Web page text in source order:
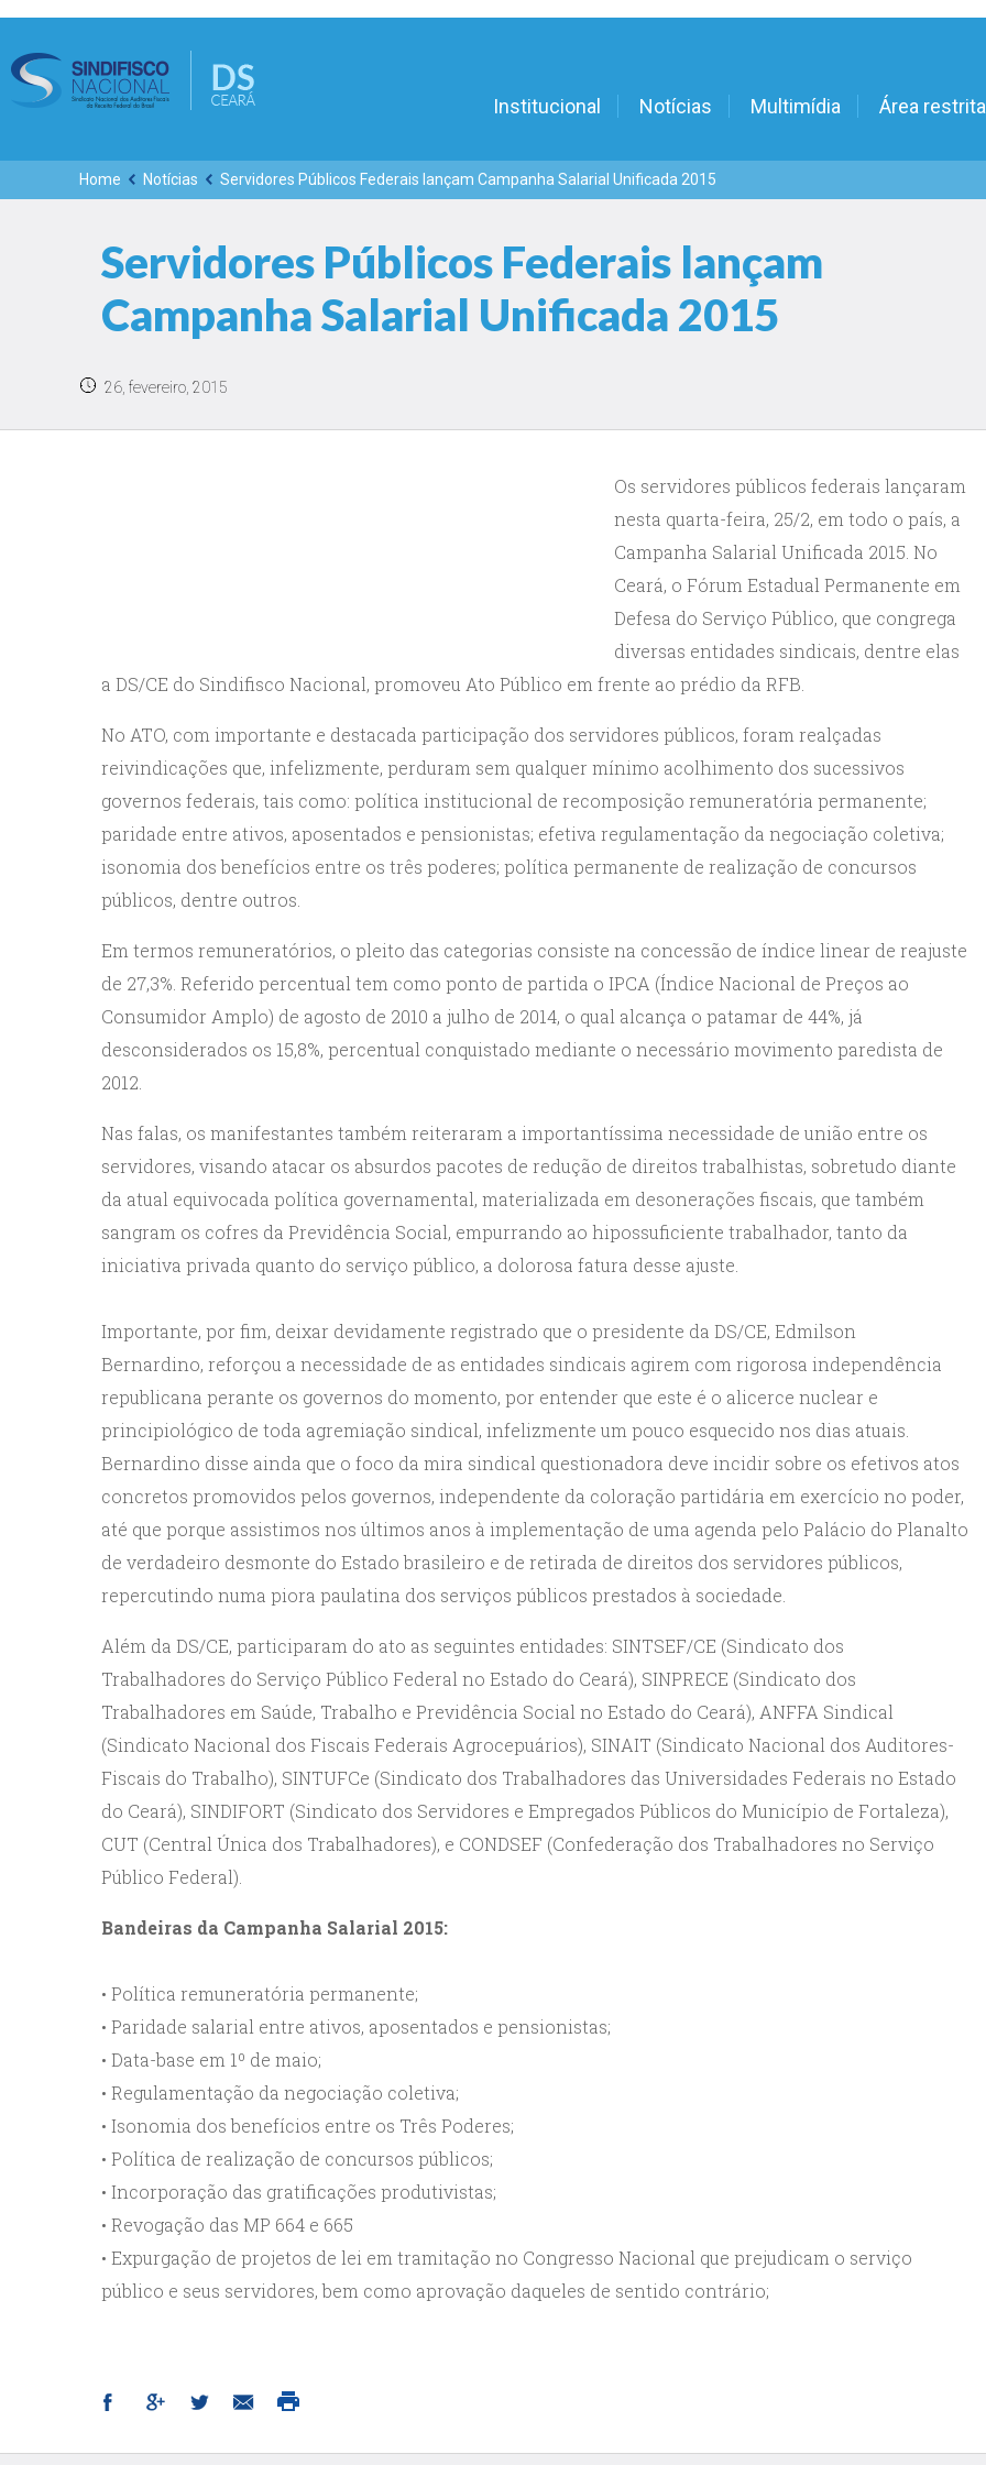
Institucional Notícias Multimídia Área restrita
Home Notícias Servidores Públicos Federais lançam Campanha Salarial Unificada 2015
Servidores Públicos Federais lançam
Campanha Salarial Unificada 2015
26, fevereiro, 2015
Os servidores públicos federais lançaram
nesta quarta-feira, 25/2, em todo o país, a
Campanha Salarial Unificada 2015. No
Ceará, o Fórum Estadual Permanente em
Defesa do Serviço Público, que congrega
diversas entidades sindicais, dentre elas
a DS/CE do Sindifisco Nacional, promoveu Ato Público em frente ao prédio da RFB.
No ATO, com importante e destacada participação dos servidores públicos, foram realçadas
reivindicações que, infelizmente, perduram sem qualquer mínimo acolhimento dos sucessivos
governos federais, tais como: política institucional de recomposição remuneratória permanente;
paridade entre ativos, aposentados e pensionistas; efetiva regulamentação da negociação coletiva;
isonomia dos benefícios entre os três poderes; política permanente de realização de concursos
públicos, dentre outros.
Em termos remuneratórios, o pleito das categorias consiste na concessão de índice linear de reajuste
de 27,3%. Referido percentual tem como ponto de partida o IPCA (Índice Nacional de Preços ao
Consumidor Amplo) de agosto de 2010 a julho de 2014, o qual alcança o patamar de 44%, já
desconsiderados os 15,8%, percentual conquistado mediante o necessário movimento paredista de
2012.
Nas falas, os manifestantes também reiteraram a importantíssima necessidade de união entre os
servidores, visando atacar os absurdos pacotes de redução de direitos trabalhistas, sobretudo diante
da atual equivocada política governamental, materializada em desonerações fiscais, que também
sangram os cofres da Previdência Social, empurrando ao hipossuficiente trabalhador, tanto da
iniciativa privada quanto do serviço público, a dolorosa fatura desse ajuste.
Importante, por fim, deixar devidamente registrado que o presidente da DS/CE, Edmilson
Bernardino, reforçou a necessidade de as entidades sindicais agirem com rigorosa independência
republicana perante os governos do momento, por entender que este é o alicerce nuclear e
principiológico de toda agremiação sindical, infelizmente um pouco esquecido nos dias atuais.
Bernardino disse ainda que o foco da mira sindical questionadora deve incidir sobre os efetivos atos
concretos promovidos pelos governos, independente da coloração partidária em exercício no poder,
até que porque assistimos nos últimos anos à implementação de uma agenda pelo Palácio do Planalto
de verdadeiro desmonte do Estado brasileiro e de retirada de direitos dos servidores públicos,
repercutindo numa piora paulatina dos serviços públicos prestados à sociedade.
Além da DS/CE, participaram do ato as seguintes entidades: SINTSEF/CE (Sindicato dos
Trabalhadores do Serviço Público Federal no Estado do Ceará), SINPRECE (Sindicato dos
Trabalhadores em Saúde, Trabalho e Previdência Social no Estado do Ceará), ANFFA Sindical
(Sindicato Nacional dos Fiscais Federais Agrocepuários), SINAIT (Sindicato Nacional dos Auditores-
Fiscais do Trabalho), SINTUFCe (Sindicato dos Trabalhadores das Universidades Federais no Estado
do Ceará), SINDIFORT (Sindicato dos Servidores e Empregados Públicos do Município de Fortaleza),
CUT (Central Única dos Trabalhadores), e CONDSEF (Confederação dos Trabalhadores no Serviço
Público Federal).
Bandeiras da Campanha Salarial 2015:
• Política remuneratória permanente;
• Paridade salarial entre ativos, aposentados e pensionistas;
• Data-base em 1º de maio;
• Regulamentação da negociação coletiva;
• Isonomia dos benefícios entre os Três Poderes;
• Política de realização de concursos públicos;
• Incorporação das gratificações produtivistas;
• Revogação das MP 664 e 665
• Expurgação de projetos de lei em tramitação no Congresso Nacional que prejudicam o serviço
público e seus servidores, bem como aprovação daqueles de sentido contrário;